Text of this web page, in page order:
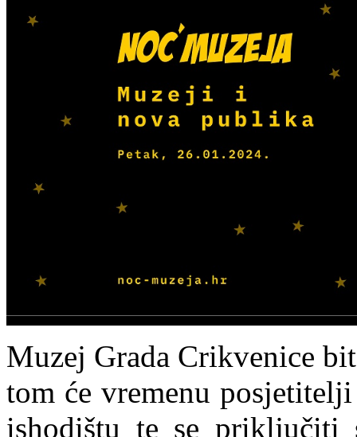
Muzej Grada Crikvenice
tom će vremenu
ishodištu te se priključiti